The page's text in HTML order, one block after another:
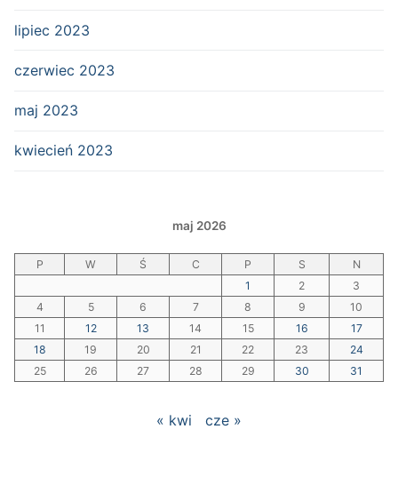
lipiec 2023
czerwiec 2023
maj 2023
kwiecień 2023
maj 2026
P W Ś C P S
N
1
2
3
4
5 6 7 8 9
10
11
12 13 14 15 16
17
18
19 20 21 22 23
24
25
26 27 28 29 30 31
« kwi cze »